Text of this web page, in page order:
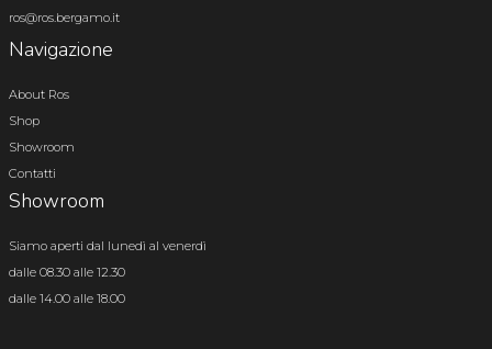
ros@ros.bergamo.it
Navigazione
About Ros
Shop
Showroom
Contatti
Showroom
Siamo aperti dal lunedì al venerdì
dalle 08.30 alle 12.30
dalle 14.00 alle 18.00